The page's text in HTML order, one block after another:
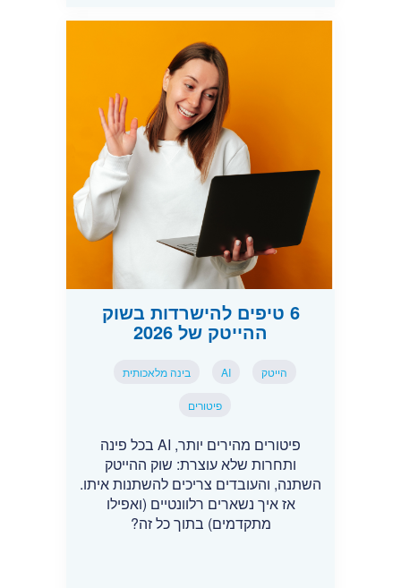
6 טיפים להישרדות בשוק
ההייטק של 2026
הייטק AI בינה מלאכותית
פיטורים
פיטורים מהירים יותר, AI בכל פינה
ותחרות שלא עוצרת: שוק ההייטק
השתנה, והעובדים צריכים להשתנות איתו.
אז איך נשארים רלוונטיים (ואפילו
מתקדמים) בתוך כל זה?